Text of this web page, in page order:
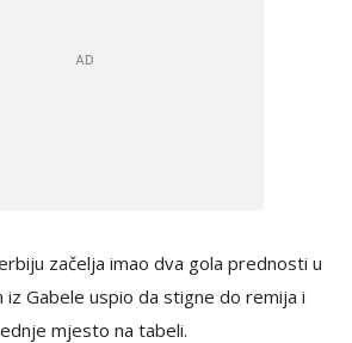
začelja imao dva gola prednosti u
iz Gabele uspio da stigne do remija i
mjesto na tabeli.